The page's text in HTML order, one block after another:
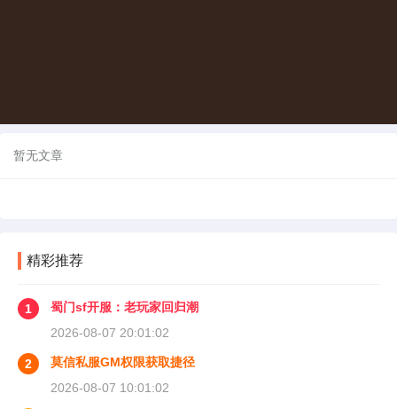
暂无文章
精彩推荐
1
蜀门sf开服：老玩家回归潮
2026-08-07 20:01:02
2
莫信私服GM权限获取捷径
2026-08-07 10:01:02